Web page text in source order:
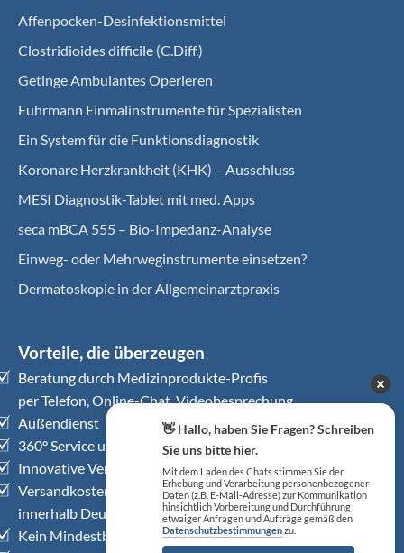
Affenpocken-Desinfektionsmittel
Clostridioides difficile (C.Diff.)
Getinge Ambulantes Operieren
Fuhrmann Einmalinstrumente für Spezialisten
Ein System für die Funktionsdiagnostik
Koro­nare Herz­krank­heit (KHK) – Ausschluss
MESI Diagnostik-Tablet mit med. Apps
seca mBCA 555 – Bio-Impedanz-Analyse
Einweg- oder Mehrweginstrumente einsetzen?
Dermatoskopie in der Allgemeinarztpraxis
Vorteile, die überzeugen
Beratung durch Medizinprodukte-Profis
per Telefon, Online-Chat, Videobesprechung
Außendienst
360° Service und Dienstleistungen
Innovative Versorgungskonzepte
Versandkostenfrei ab € 125,– (netto)
innerhalb Deutschlands
Kein Mindestbestellwert
👋 Hallo, haben Sie Fragen? Schreiben
Sie uns bitte hier.
Mit dem Laden des Chats stimmen Sie der
Erhebung und Verarbeitung personenbezogener
Daten (z.B. E-Mail-Adresse) zur Kommunikation
hinsichtlich Vorbereitung und Durchführung
etwaiger Anfragen und Aufträge gemäß den
Datenschutzbestimmungenzu.